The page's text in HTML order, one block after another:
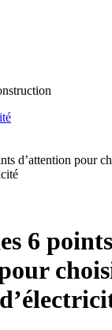
d’attention pour
6 points